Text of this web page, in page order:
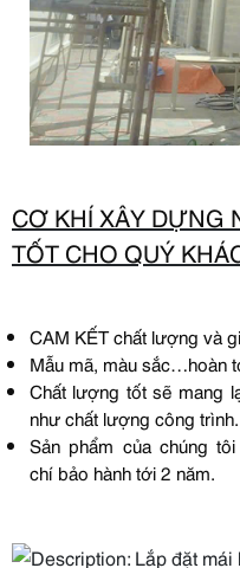
CƠ KHÍ XÂY DỰNG
TỐT CHO QUÝ
CAM KẾT chất lượng và
Mẫu mã, màu sắc…hoàn
Chất lượng tốt sẽ mang
như chất lượng công trình.
Sản phẩm của chúng
chí bảo hành tới 2 năm.